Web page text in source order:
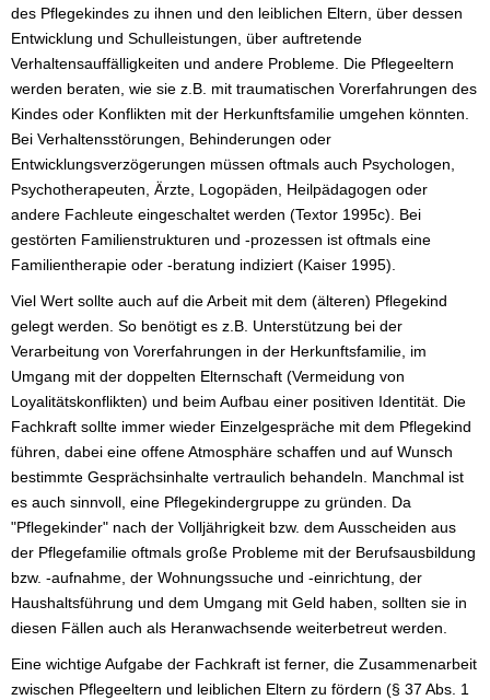
des Pflegekindes zu ihnen und den leiblichen Eltern, über dessen
Entwicklung und Schulleistungen, über auftretende
Verhaltensauffälligkeiten und andere Probleme. Die Pflegeeltern
werden beraten, wie sie z.B. mit traumatischen Vorerfahrungen des
Kindes oder Konflikten mit der Herkunftsfamilie umgehen könnten.
Bei Verhaltensstörungen, Behinderungen oder
Entwicklungsverzögerungen müssen oftmals auch Psychologen,
Psychotherapeuten, Ärzte, Logopäden, Heilpädagogen oder
andere Fachleute eingeschaltet werden (Textor 1995c). Bei
gestörten Familienstrukturen und -prozessen ist oftmals eine
Familientherapie oder -beratung indiziert (Kaiser 1995).
Viel Wert sollte auch auf die Arbeit mit dem (älteren) Pflegekind
gelegt werden. So benötigt es z.B. Unterstützung bei der
Verarbeitung von Vorerfahrungen in der Herkunftsfamilie, im
Umgang mit der doppelten Elternschaft (Vermeidung von
Loyalitätskonflikten) und beim Aufbau einer positiven Identität. Die
Fachkraft sollte immer wieder Einzelgespräche mit dem Pflegekind
führen, dabei eine offene Atmosphäre schaffen und auf Wunsch
bestimmte Gesprächsinhalte vertraulich behandeln. Manchmal ist
es auch sinnvoll, eine Pflegekindergruppe zu gründen. Da
"Pflegekinder" nach der Volljährigkeit bzw. dem Ausscheiden aus
der Pflegefamilie oftmals große Probleme mit der Berufsausbildung
bzw. -aufnahme, der Wohnungssuche und -einrichtung, der
Haushaltsführung und dem Umgang mit Geld haben, sollten sie in
diesen Fällen auch als Heranwachsende weiterbetreut werden.
Eine wichtige Aufgabe der Fachkraft ist ferner, die Zusammenarbeit
zwischen Pflegeeltern und leiblichen Eltern zu fördern (§ 37 Abs. 1